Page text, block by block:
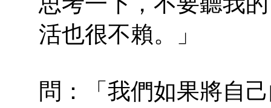
活也很不賴。」
問：「我們如果將自